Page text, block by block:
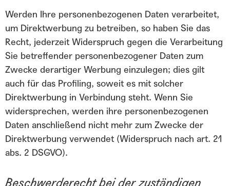
Werden Ihre personenbezogenen Daten verarbeitet,
um Direktwerbung zu betreiben, so haben Sie das
Recht, jederzeit Widerspruch gegen die Verarbeitung
Sie betreffender personenbezogener Daten zum
Zwecke derartiger Werbung einzulegen; dies gilt
auch für das Profiling, soweit es mit solcher
Direktwerbung in Verbindung steht. Wenn Sie
widersprechen, werden ihre personenbezogenen
Daten anschließend nicht mehr zum Zwecke der
Direktwerbung verwendet (Widerspruch nach art. 21
abs. 2 DSGVO).